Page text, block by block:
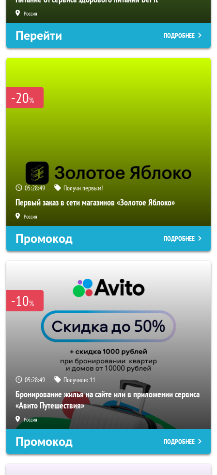
Россия
Перейти ПОДРОБНЕЕ
-20%
05:28:46 Получи первым!
Первый заказ в сети магазинов «Золотое Яблоко»
Россия
Промокод ПОДРОБНЕЕ
-10%
05:28:46 Получили: 11
Бронирование жилья на сайте или в приложении сервиса
«Авито Путешествия»
Россия
Промокод ПОДРОБНЕЕ